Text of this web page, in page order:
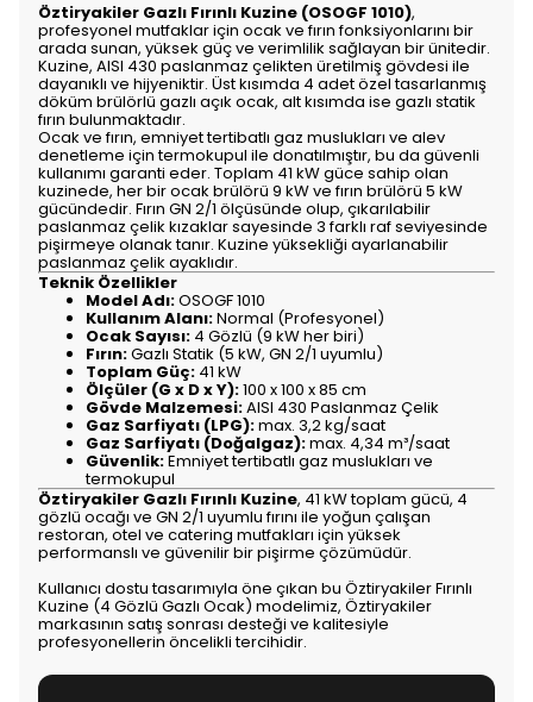
Öztiryakiler Gazlı Fırınlı Kuzine (OSOGF 1010),
profesyonel mutfaklar için ocak ve fırın fonksiyonlarını bir
arada sunan, yüksek güç ve verimlilik sağlayan bir ünitedir.
Kuzine, AISI 430 paslanmaz çelikten üretilmiş gövdesi ile
dayanıklı ve hijyeniktir. Üst kısımda 4 adet özel tasarlanmış
döküm brülörlü gazlı açık ocak, alt kısımda ise gazlı statik
fırın bulunmaktadır.
Ocak ve fırın, emniyet tertibatlı gaz muslukları ve alev
denetleme için termokupul ile donatılmıştır, bu da güvenli
kullanımı garanti eder. Toplam 41 kW güce sahip olan
kuzinede, her bir ocak brülörü 9 kW ve fırın brülörü 5 kW
gücündedir. Fırın GN 2/1 ölçüsünde olup, çıkarılabilir
paslanmaz çelik kızaklar sayesinde 3 farklı raf seviyesinde
pişirmeye olanak tanır. Kuzine yüksekliği ayarlanabilir
paslanmaz çelik ayaklıdır.
Teknik Özellikler
Model Adı:OSOGF 1010
Kullanım Alanı:Normal (Profesyonel)
Ocak Sayısı: 4 Gözlü (9 kW her biri)
Fırın:Gazlı Statik (5 kW, GN 2/1 uyumlu)
Toplam Güç: 41 kW
Ölçüler (G x D x Y):100 x 100 x 85 cm
Gövde Malzemesi:AISI 430 Paslanmaz Çelik
Gaz Sarfiyatı (LPG):max. 3,2 kg/saat
Gaz Sarfiyatı (Doğalgaz):max. 4,34 m³/saat
Güvenlik:Emniyet tertibatlı gaz muslukları ve
termokupul
Öztiryakiler Gazlı Fırınlı Kuzine, 41 kW toplam gücü, 4
gözlü ocağı ve GN 2/1 uyumlu fırını ile yoğun çalışan
restoran, otel ve catering mutfakları için yüksek
performanslı ve güvenilir bir pişirme çözümüdür.
Kullanıcı dostu tasarımıyla öne çıkan bu Öztiryakiler Fırınlı
Kuzine (4 Gözlü Gazlı Ocak) modelimiz, Öztiryakiler
markasının satış sonrası desteği ve kalitesiyle
profesyonellerin öncelikli tercihidir.